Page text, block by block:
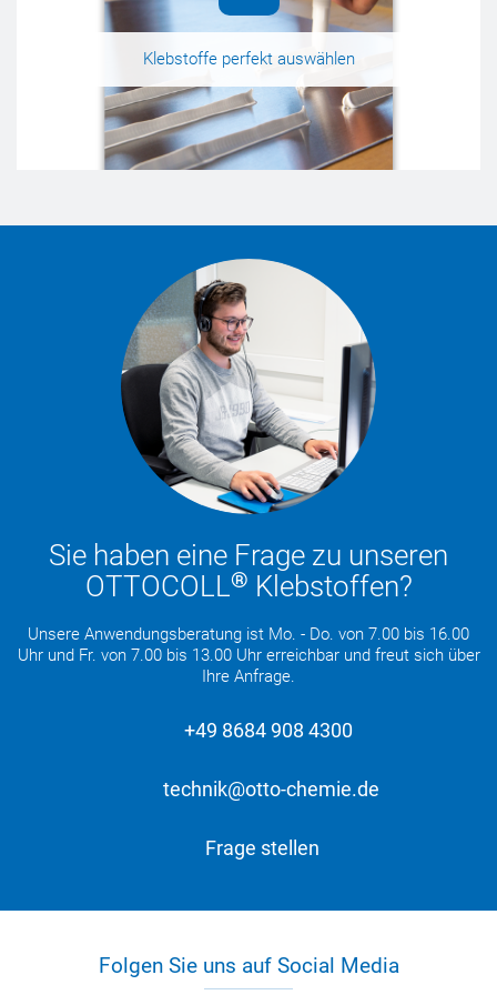
Klebstoffe perfekt auswählen
Sie haben eine Frage zu unseren
OTTOCOLL® Klebstoffen?
Unsere Anwendungsberatung ist Mo. - Do. von 7.00 bis 16.00
Uhr und Fr. von 7.00 bis 13.00 Uhr erreichbar und freut sich über
Ihre Anfrage.
+49 8684 908 4300
technik@otto-chemie.de
Frage stellen
Folgen Sie uns auf Social Media